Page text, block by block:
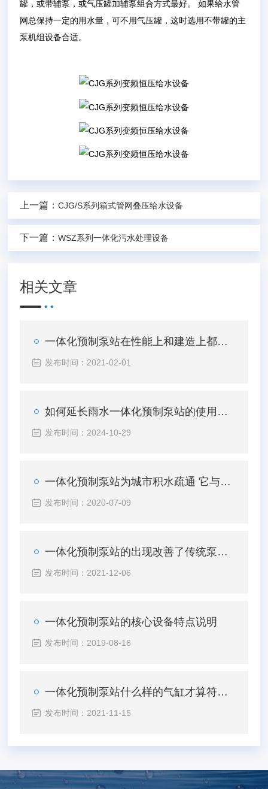
罐，或带辅泵，或气压罐加辅泵组合方式最好。 如果给水管
网总保持一定的用水量，可不用气压罐，这时选用不带罐的主
泵机组设备合适。
上一篇：CJG/S系列箱式管网叠压给水设备
下一篇：WSZ系列一体化污水处理设备
相关文章
一体化预制泵站在性能上和建造上都有哪些优势？
发布时间：2021-02-01
如何延长雨水一体化预制泵站的使用寿命
发布时间：2024-10-29
一体化预制泵站为城市积水疏通 它与洪水和时间赛跑
发布时间：2020-07-09
一体化预制泵站的出现改善了传统泵站遗留的有哪些问题？
发布时间：2021-12-06
一体化预制泵站的核心设备特点说明
发布时间：2019-08-16
一体化预制泵站什么样的气缸才算符合标准?
发布时间：2021-11-15